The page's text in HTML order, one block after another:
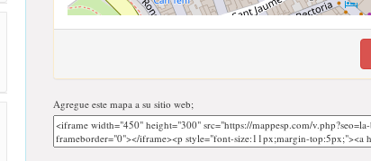
Agregue este mapa a su sitio web;